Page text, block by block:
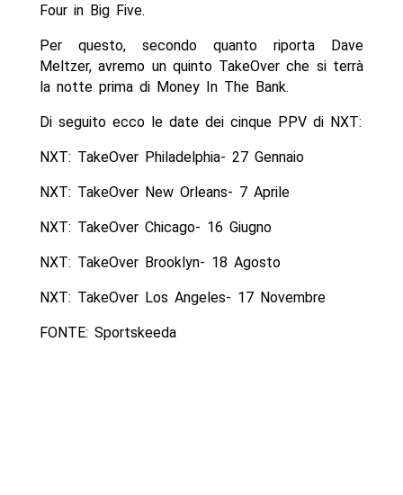
Four in Big Five.
Per questo, secondo quanto riporta Dave
Meltzer, avremo un quinto TakeOver che si terrà
la notte prima di Money In The Bank.
Di seguito ecco le date dei cinque PPV di NXT:
NXT: TakeOver Philadelphia- 27 Gennaio
NXT: TakeOver New Orleans- 7 Aprile
NXT: TakeOver Chicago- 16 Giugno
NXT: TakeOver Brooklyn- 18 Agosto
NXT: TakeOver Los Angeles- 17 Novembre
FONTE: Sportskeeda